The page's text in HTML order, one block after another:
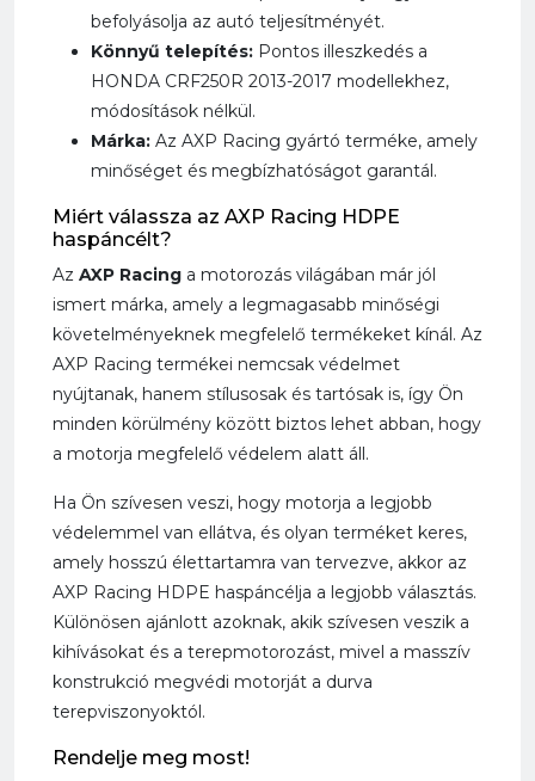
befolyásolja az autó teljesítményét.
Könnyű telepítés: Pontos illeszkedés a
HONDA CRF250R 2013-2017 modellekhez,
módosítások nélkül.
Márka: Az AXP Racing gyártó terméke, amely
minőséget és megbízhatóságot garantál.
Miért válassza az AXP Racing HDPE
haspáncélt?
Az AXP Racing a motorozás világában már jól
ismert márka, amely a legmagasabb minőségi
követelményeknek megfelelő termékeket kínál. Az
AXP Racing termékei nemcsak védelmet
nyújtanak, hanem stílusosak és tartósak is, így Ön
minden körülmény között biztos lehet abban, hogy
a motorja megfelelő védelem alatt áll.
Ha Ön szívesen veszi, hogy motorja a legjobb
védelemmel van ellátva, és olyan terméket keres,
amely hosszú élettartamra van tervezve, akkor az
AXP Racing HDPE haspáncélja a legjobb választás.
Különösen ajánlott azoknak, akik szívesen veszik a
kihívásokat és a terepmotorozást, mivel a masszív
konstrukció megvédi motorját a durva
terepviszonyoktól.
Rendelje meg most!